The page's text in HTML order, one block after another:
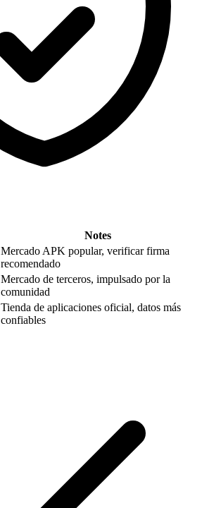
Notes
Mercado APK popular, verificar firma
recomendado
Mercado de terceros, impulsado por la
comunidad
Tienda de aplicaciones oficial, datos más
confiables